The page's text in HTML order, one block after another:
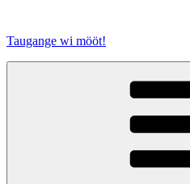
springen
Taugange wi mööt!